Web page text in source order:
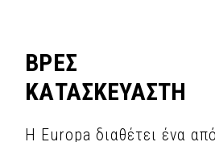
ΒΡΕΣ
ΚΑΤΑΣΚΕΥΑΣΤΗ
Η Europa διαθέτει ένα